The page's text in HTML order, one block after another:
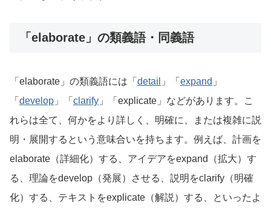
「elaborate」の類義語・同義語
「elaborate」の類義語には「 detail 」「 expand 」
「 develop 」「 clarify 」「explicate」などがあります。こ
れらは全て、何かをより詳しく、明確に、または複雑に説
明・展開するという意味合いを持ちます。例えば、計画を
elaborate（詳細化）する、アイデアをexpand（拡大）す
る、理論をdevelop（発展）させる、説明をclarify（明確
化）する、テキストをexplicate（解説）する、といったよ